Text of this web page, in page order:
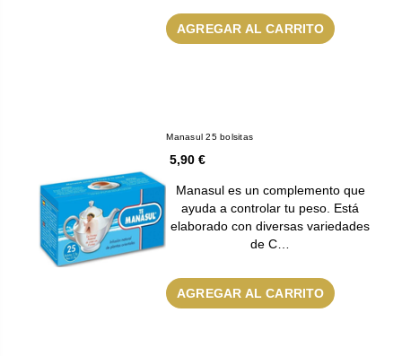
AGREGAR AL CARRITO
Manasul 25 bolsitas
5,90 €
Manasul es un complemento que
ayuda a controlar tu peso. Está
elaborado con diversas variedades
de C…
AGREGAR AL CARRITO